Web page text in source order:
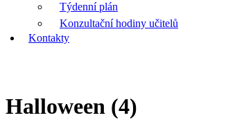
Týdenní plán
Konzultační hodiny učitelů
Kontakty
Halloween (4)